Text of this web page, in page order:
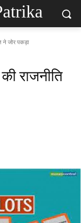
ने जोर पकड़ा
राजनीति